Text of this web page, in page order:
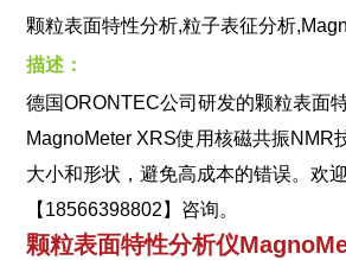
颗粒表面特性分析,粒子表征分析
描述：
德国ORONTEC公司研发的颗粒表面
MagnoMeter XRS使用核磁共振NMR
大小和形状，避免高成本的错误。欢
【18566398802】咨询。
颗粒表面特性分析仪